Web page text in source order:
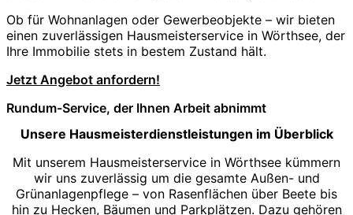
Ob für Wohnanlagen oder Gewerbeobjekte – wir bieten
einen zuverlässigen Hausmeisterservice in Wörthsee, der
Ihre Immobilie stets in bestem Zustand hält.
Jetzt Angebot anfordern!
Rundum-Service, der Ihnen Arbeit abnimmt
Unsere Hausmeisterdienstleistungen im Überblick
Mit unserem Hausmeisterservice in Wörthsee kümmern
wir uns zuverlässig um die gesamte Außen- und
Grünanlagenpflege – von Rasenflächen über Beete bis
hin zu Hecken, Bäumen und Parkplätzen. Dazu gehören